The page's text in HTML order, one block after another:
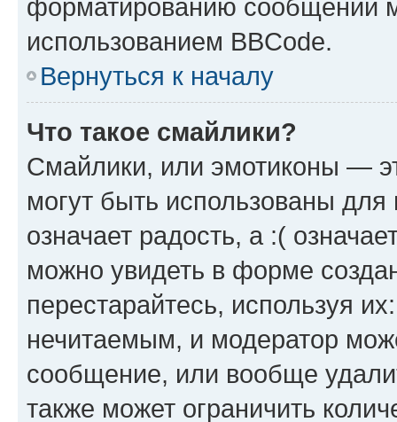
форматированию сообщений
использованием BBCode.
Вернуться к началу
Что такое смайлики?
Смайлики, или эмотиконы —
могут быть использованы
означает радость, а :(
можно увидеть в форме
перестарайтесь, используя
нечитаемым, и модератор
сообщение, или вообще
также может ограничить